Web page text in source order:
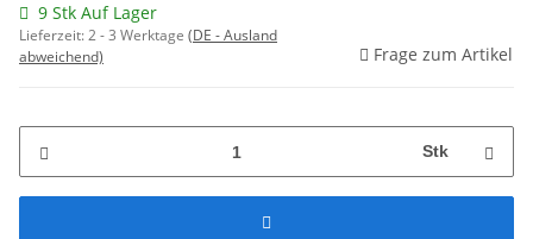
9 Stk Auf Lager
Lieferzeit:2 - 3 Werktage (DE - Ausland
abweichend)
Frage zum Artikel
Stk